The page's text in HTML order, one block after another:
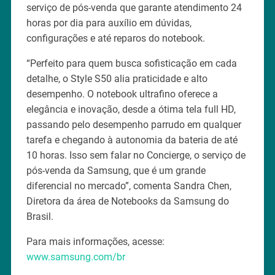
serviço de pós-venda que garante atendimento 24
horas por dia para auxílio em dúvidas,
configurações e até reparos do notebook.
“Perfeito para quem busca sofisticação em cada
detalhe, o Style S50 alia praticidade e alto
desempenho. O notebook ultrafino oferece a
elegância e inovação, desde a ótima tela full HD,
passando pelo desempenho parrudo em qualquer
tarefa e chegando à autonomia da bateria de até
10 horas. Isso sem falar no Concierge, o serviço de
pós-venda da Samsung, que é um grande
diferencial no mercado”, comenta Sandra Chen,
Diretora da área de Notebooks da Samsung do
Brasil.
Para mais informações, acesse:
www.samsung.com/br